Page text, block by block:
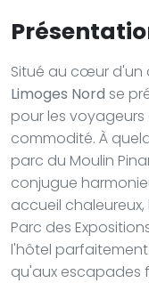
Situé au cœur d'un
Limoges Nord se
pour les
commodité. À
parc du Moulin
conjugue
accueil
Parc des
l'hôtel
qu'aux escapades